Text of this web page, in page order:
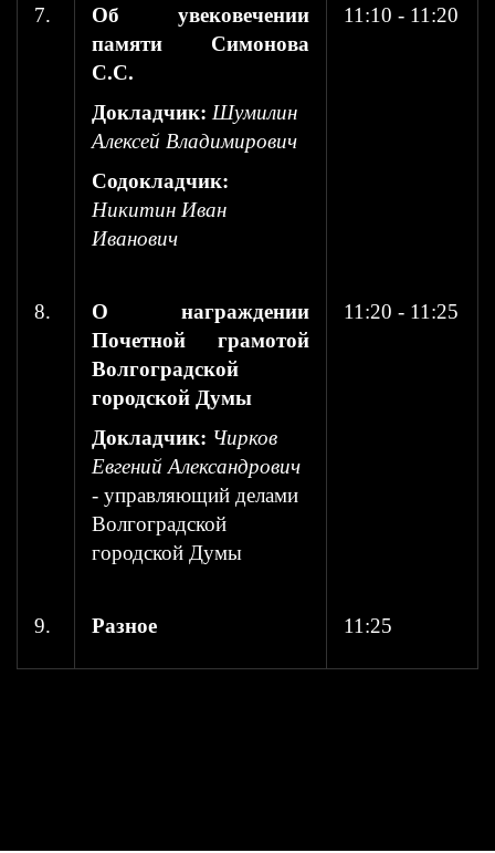
7.
Об увековечении
памяти Симонова
С.С.
Докладчик: Шумилин
Алексей Владимирович
Содокладчик:
Никитин Иван
Иванович
11:10 - 11:20
8.
О награждении
Почетной грамотой
Волгоградской
городской Думы
Докладчик: Чирков
Евгений Александрович
- управляющий делами
Волгоградской
городской Думы
11:20 - 11:25
9. Разное 11:25